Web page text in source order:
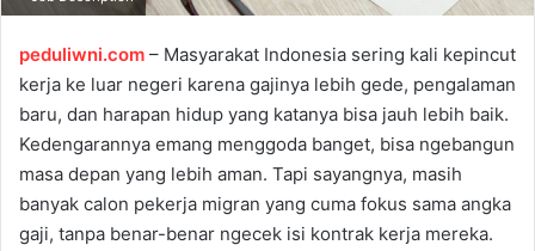
peduliwni.com – Masyarakat Indonesia sering kali kepincut
kerja ke luar negeri karena gajinya lebih gede, pengalaman
baru, dan harapan hidup yang katanya bisa jauh lebih baik.
Kedengarannya emang menggoda banget, bisa ngebangun
masa depan yang lebih aman. Tapi sayangnya, masih
banyak calon pekerja migran yang cuma fokus sama angka
gaji, tanpa benar-benar ngecek isi kontrak kerja mereka.